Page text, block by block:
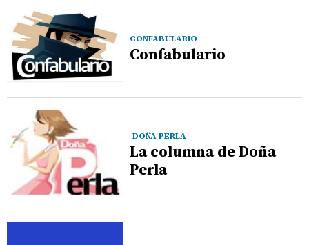
CONFABULARIO
Confabulario
DOÑA PERLA
La columna de Doña
Perla